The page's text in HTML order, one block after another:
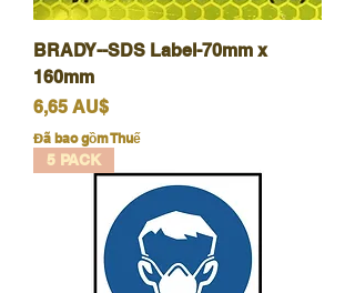
BRADY--SDS Label-70mm x
160mm
Giá
6,65 AU$
Đã bao gồm Thuế
5 PACK